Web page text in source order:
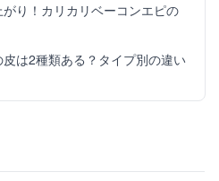
がり！カリカリベーコンエピの
皮は2種類ある？タイプ別の違い